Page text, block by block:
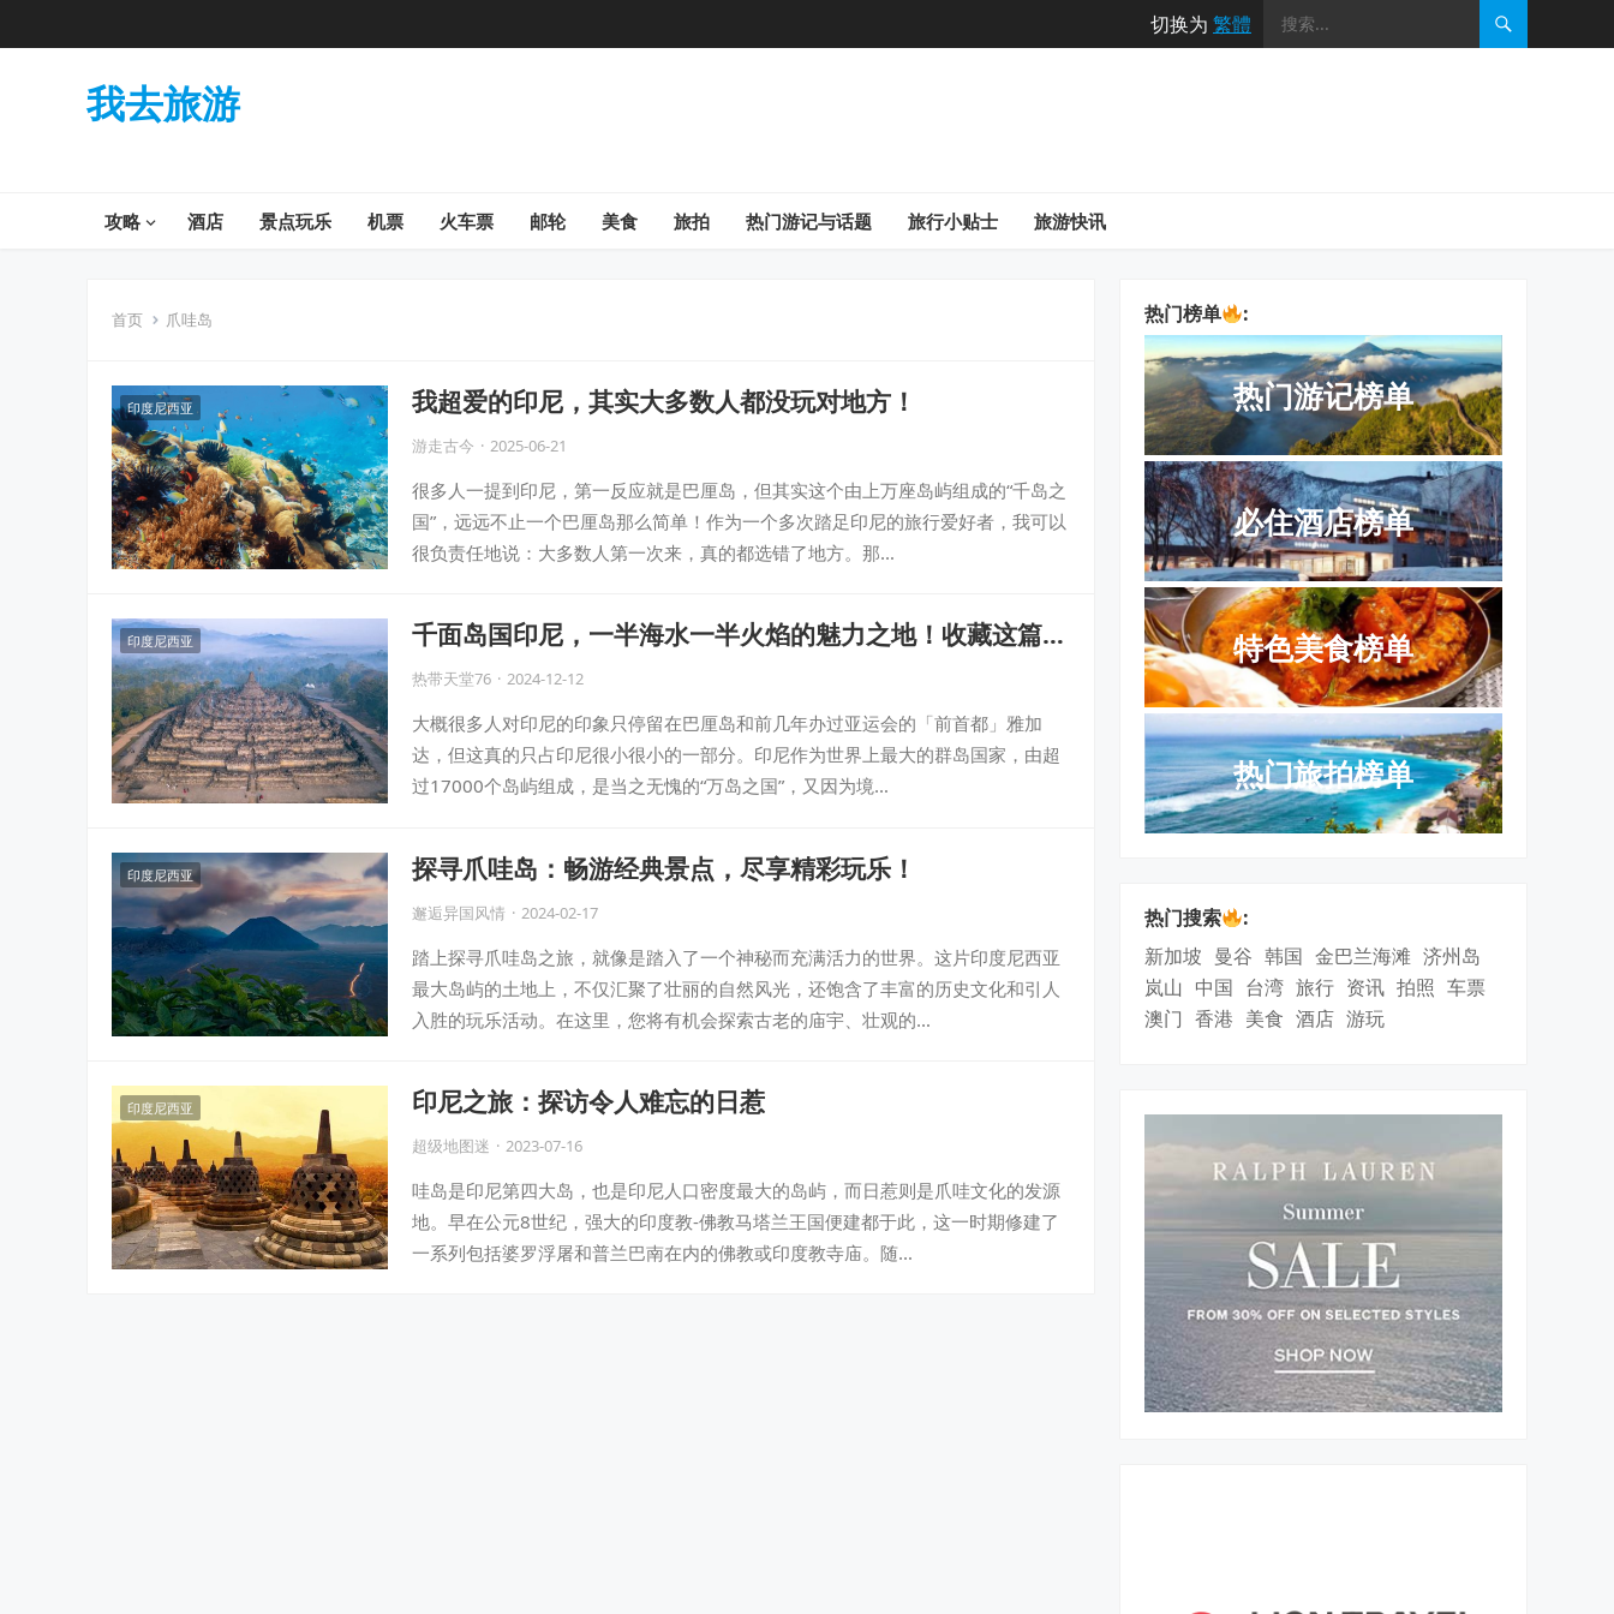
切换为 繁體
我去旅游
攻略 酒店 景点玩乐 机票 火车票 邮轮 美食 旅拍 热门游记与话题 旅行小贴士 旅游快讯
首页 爪哇岛
印度尼西亚 我超爱的印尼，其实大多数人都没玩对地方！
游走古今 · 2025-06-21
很多人一提到印尼，第一反应就是巴厘岛，但其实这个由上万座岛屿组成的“千岛之
国”，远远不止一个巴厘岛那么简单！作为一个多次踏足印尼的旅行爱好者，我可以
很负责任地说：大多数人第一次来，真的都选错了地方。那…
印度尼西亚
千面岛国印尼，一半海水一半火焰的魅力之地！收藏这篇攻
略就够啦！
热带天堂76 · 2024-12-12
大概很多人对印尼的印象只停留在巴厘岛和前几年办过亚运会的「前首都」雅加
达，但这真的只占印尼很小很小的一部分。印尼作为世界上最大的群岛国家，由超
过17000个岛屿组成，是当之无愧的“万岛之国”，又因为境…
印度尼西亚 探寻爪哇岛：畅游经典景点，尽享精彩玩乐！
邂逅异国风情 · 2024-02-17
踏上探寻爪哇岛之旅，就像是踏入了一个神秘而充满活力的世界。这片印度尼西亚
最大岛屿的土地上，不仅汇聚了壮丽的自然风光，还饱含了丰富的历史文化和引人
入胜的玩乐活动。在这里，您将有机会探索古老的庙宇、壮观的…
印度尼西亚 印尼之旅：探访令人难忘的日惹
超级地图迷 · 2023-07-16
哇岛是印尼第四大岛，也是印尼人口密度最大的岛屿，而日惹则是爪哇文化的发源
地。早在公元8世纪，强大的印度教-佛教马塔兰王国便建都于此，这一时期修建了
一系列包括婆罗浮屠和普兰巴南在内的佛教或印度教寺庙。随…
热门榜单 :
热门游记榜单
必住酒店榜单
特色美食榜单
热门旅拍榜单
热门搜索
:
新加坡 曼谷 韩国 金巴兰海滩 济州岛
岚山 中国 台湾 旅行 资讯 拍照 车票
澳门 香港 美食 酒店 游玩